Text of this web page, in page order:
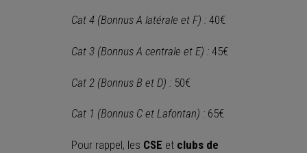
Cat 4 (Bonnus A latérale et F) : 40€
Cat 3 (Bonnus A centrale et E) : 45€
Cat 2 (Bonnus B et D) : 50€
Cat 1 (Bonnus C et Lafontan) : 65€
Pour rappel, les CSE et clubs de